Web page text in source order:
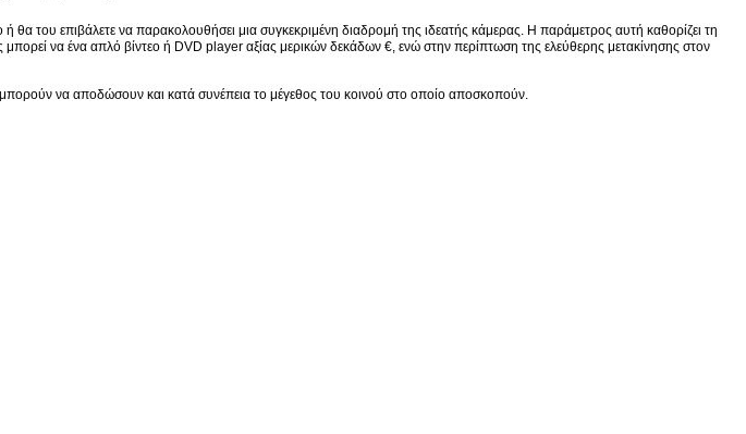
του επιβάλετε να παρακολουθήσει μια συγκεκριμένη διαδρομή της ιδεατής κάμερας. Η παράμετρος αυτή καθορίζει τη
να ένα απλό βίντεο ή DVD player αξίας μερικών δεκάδων €, ενώ στην περίπτωση της ελεύθερης μετακίνησης στον
να αποδώσουν και κατά συνέπεια το μέγεθος του κοινού στο οποίο αποσκοπούν.